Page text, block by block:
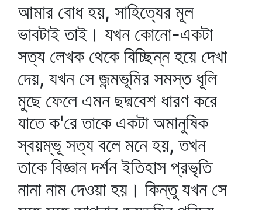
আমার বোধ হয়, সাহিত্যের মূল
ভাবটাই তাই। যখন কোনো-একটা
সত্য লেখক থেকে বিচ্ছিন্ন হয়ে দেখা
দেয়, যখন সে জন্মভূমির সমস্ত ধূলি
মুছে ফেলে এমন ছদ্মবেশ ধারণ করে
যাতে ক'রে তাকে একটা অমানুষিক
স্বয়ম্ভূ সত্য বলে মনে হয়, তখন
তাকে বিজ্ঞান দর্শন ইতিহাস প্রভৃতি
নানা নাম দেওয়া হয়। কিন্তু যখন সে